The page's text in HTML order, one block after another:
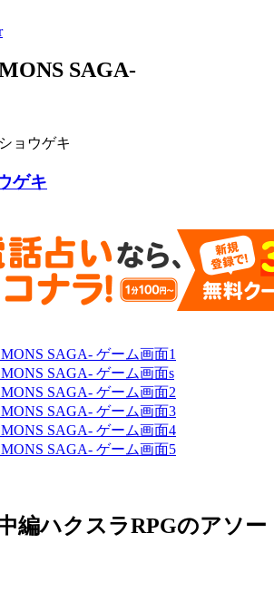
SAGA-
ゲキ
編ハクスラRPGのアソー